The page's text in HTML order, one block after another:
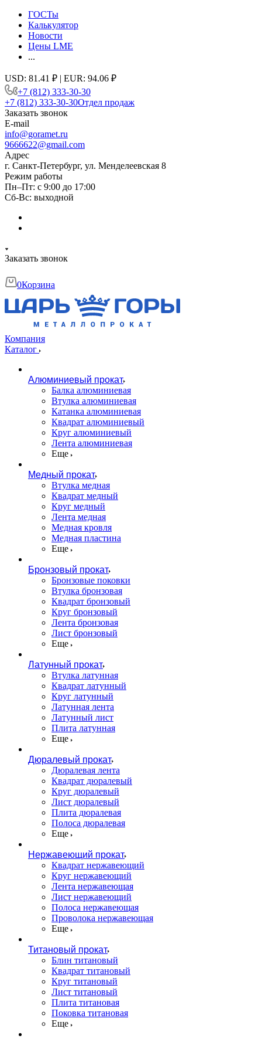
ГОСТы
Калькулятор
Новости
Цены LME
...
USD: 81.41 ₽ | EUR: 94.06 ₽
+7 (812) 333-30-30
+7 (812) 333-30-30Отдел продаж
Заказать звонок
E-mail
info@goramet.ru
9666622@gmail.com
Адрес
г. Санкт-Петербург, ул. Менделеевская 8
Режим работы
Пн–Пт: с 9:00 до 17:00
Сб-Вс: выходной
Заказать звонок
0Корзина
Компания
Каталог
Алюминиевый прокат
Балка алюминиевая
Втулка алюминиевая
Катанка алюминиевая
Квадрат алюминиевый
Круг алюминиевый
Лента алюминиевая
Еще
Медный прокат
Втулка медная
Квадрат медный
Круг медный
Лента медная
Медная кровля
Медная пластина
Еще
Бронзовый прокат
Бронзовые поковки
Втулка бронзовая
Квадрат бронзовый
Круг бронзовый
Лента бронзовая
Лист бронзовый
Еще
Латунный прокат
Втулка латунная
Квадрат латунный
Круг латунный
Латунная лента
Латунный лист
Плита латунная
Еще
Дюралевый прокат
Дюралевая лента
Квадрат дюралевый
Круг дюралевый
Лист дюралевый
Плита дюралевая
Полоса дюралевая
Еще
Нержавеющий прокат
Квадрат нержавеющий
Круг нержавеющий
Лента нержавеющая
Лист нержавеющий
Полоса нержавеющая
Проволока нержавеющая
Еще
Титановый прокат
Блин титановый
Квадрат титановый
Круг титановый
Лист титановый
Плита титановая
Поковка титановая
Еще